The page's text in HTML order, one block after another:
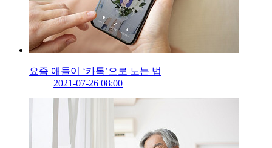
요즘 애들이 ‘카톡’으로 노는 법
2021-07-26 08:00